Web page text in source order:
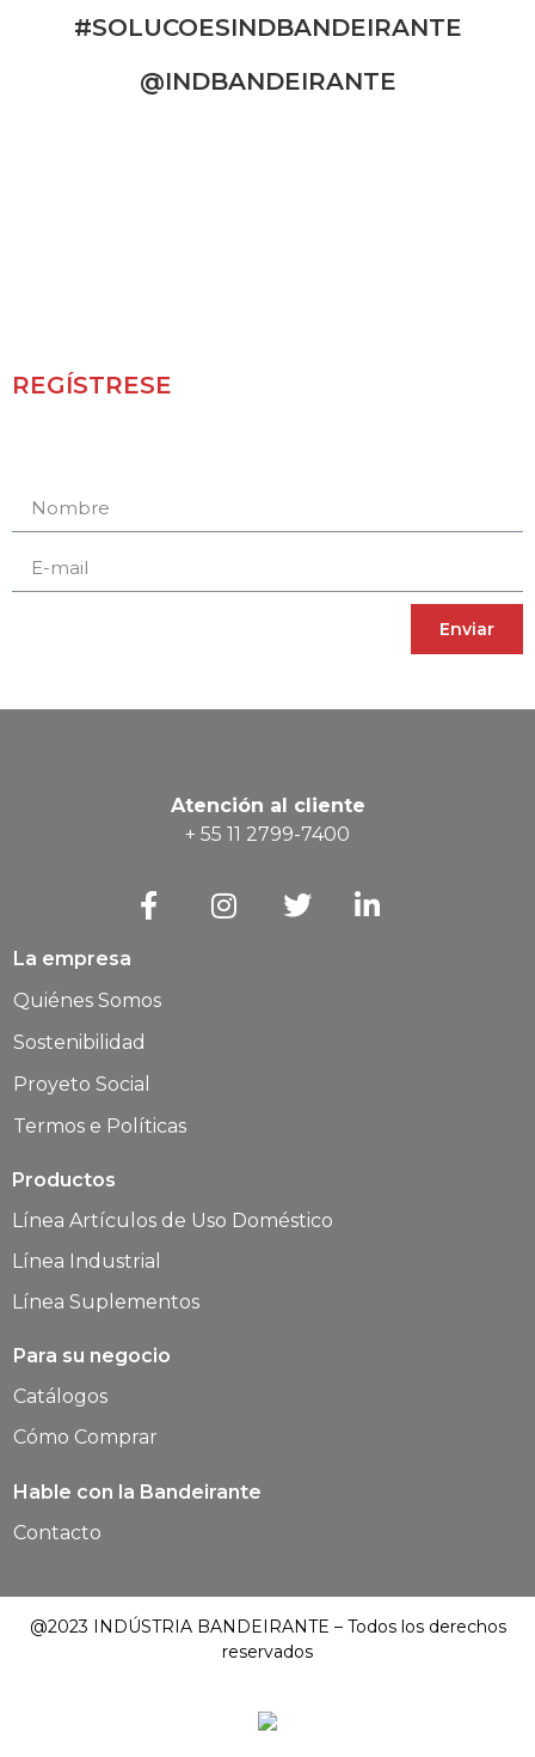
#SOLUCOESINDBANDEIRANTE
@INDBANDEIRANTE
REGÍSTRESE
Enviar
Atención al cliente
+ 55 11 2799-7400
La empresa
Quiénes Somos
Sostenibilidad
Proyeto Social
Termos e Políticas
Productos
Línea Artículos de Uso Doméstico
Línea Industrial
Línea Suplementos
Para su negocio
Catálogos
Cómo Comprar
Hable con la Bandeirante
Contacto
@2023 INDÚSTRIA BANDEIRANTE – Todos los derechos
reservados